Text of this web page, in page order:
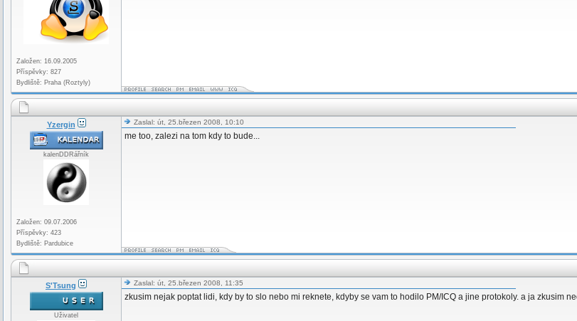
Založen: 16.09.2005
Příspěvky: 827
Bydliště: Praha (Roztyly)
Yzergin
kalenDDRářník
Založen: 09.07.2006
Příspěvky: 423
Bydliště: Pardubice
Zaslal: út, 25.březen 2008, 10:10
me too, zalezi na tom kdy to bude...
S'Tsung
Uživatel
Zaslal: út, 25.březen 2008, 11:35
zkusim nejak poptat lidi, kdy by to slo nebo mi reknete, kdyby se vam to hodilo PM/ICQ a jine protokoly. a ja zkusim